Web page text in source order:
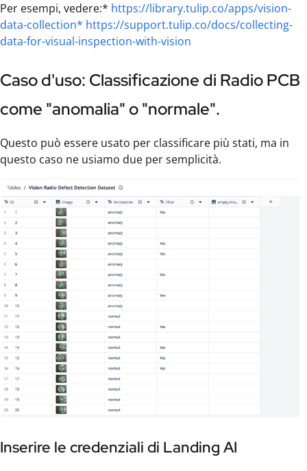
Per esempi, vedere:* https://library.tulip.co/apps/vision-
data-collection* https://support.tulip.co/docs/collecting-
data-for-visual-inspection-with-vision
Caso d'uso: Classificazione di Radio PCB
come "anomalia" o "normale".
Questo può essere usato per classificare più stati, ma in
questo caso ne usiamo due per semplicità.
Inserire le credenziali di Landing AI